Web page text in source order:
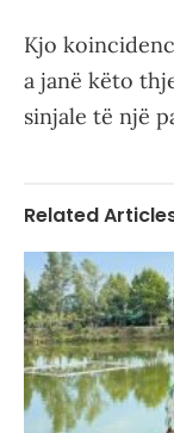
Kjo
a janë këto
sinjale të një
Related